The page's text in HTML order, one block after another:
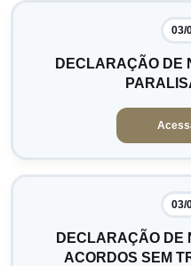
03/
DECLARAÇÃO DE
03/
DECLARAÇÃO DE
ACORDOS SEM